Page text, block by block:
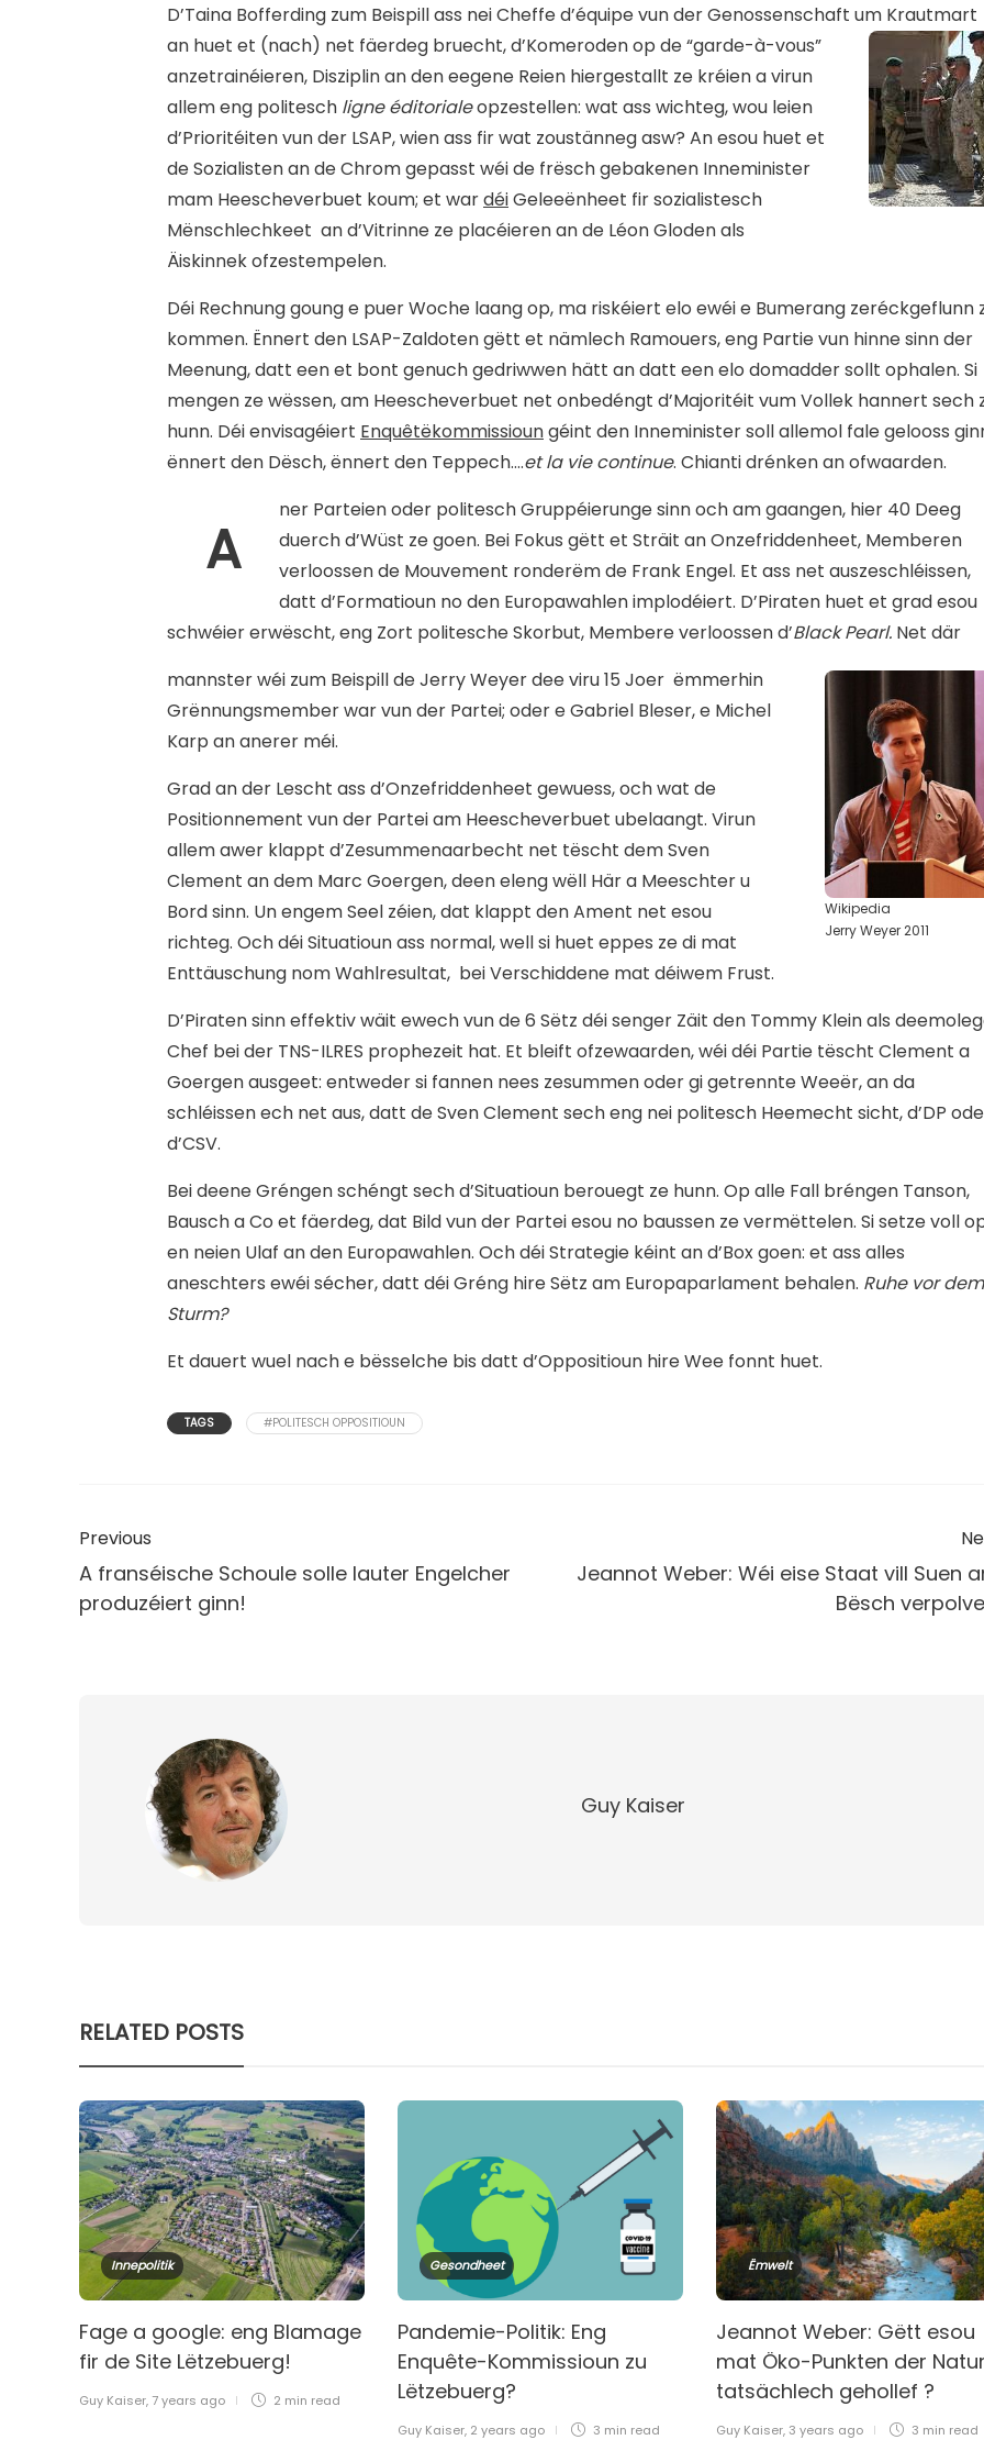
D’Taina Bofferding zum Beispill ass nei Cheffe d’équipe vun der Genossenschaft um Krautmart
an huet et (nach) net fäerdeg bruecht, d’Komeroden op de “garde-à-vous”
anzetrainéieren, Disziplin an den eegene Reien hiergestallt ze kréien a virun
allem eng politesch ligne éditorialeopzestellen: wat ass wichteg, wou leien
d’Prioritéiten vun der LSAP, wien ass fir wat zoustänneg asw? An esou huet et
de Sozialisten an de Chrom gepasst wéi de frësch gebakenen Inneminister
mam Heescheverbuet koum; et wardéiGeleeënheet fir sozialistesch
Mënschlechkeet an d’Vitrinne ze placéieren an de Léon Gloden als
Äiskinnek ofzestempelen.
Déi Rechnung goung e puer Woche laang op, ma riskéiert elo ewéi e Bumerang zeréckgeflunn
kommen. Ënnert den LSAP-Zaldoten gëtt et nämlech Ramouers, eng Partie vun hinne sinn der
Meenung, datt een et bont genuch gedriwwen hätt an datt een elo domadder sollt ophalen. Si
mengen ze wëssen, am Heescheverbuet net onbedéngt d’Majoritéit vum Vollek hannert sech
hunn. Déi envisagéiert Enquêtëkommissioungéint den Inneminister soll allemol fale gelooss
ënnert den Dësch, ënnert den Teppech….et la vie continue. Chianti drénken an ofwaarden.
A
ner Parteien oder politesch Gruppéierunge sinn och am gaangen, hier 40 Deeg
duerch d’Wüst ze goen. Bei Fokus gëtt et Sträit an Onzefriddenheet, Memberen
verloossen de Mouvement ronderëm de Frank Engel. Et ass net auszeschléissen,
datt d’Formatioun no den Europawahlen implodéiert. D’Piraten huet et grad esou
schwéier erwëscht, eng Zort politesche Skorbut, Membere verloossen d’Black Pearl. Net där
Wikipedia
Jerry Weyer 2011
mannster wéi zum Beispill de Jerry Weyer dee viru 15 Joer ëmmerhin
Grënnungsmember war vun der Partei; oder e Gabriel Bleser, e Michel
Karp an anerer méi.
Grad an der Lescht ass d’Onzefriddenheet gewuess, och wat de
Positionnement vun der Partei am Heescheverbuet ubelaangt. Virun
allem awer klappt d’Zesummenaarbecht net tëscht dem Sven
Clement an dem Marc Goergen, deen eleng wëll Här a Meeschter u
Bord sinn. Un engem Seel zéien, dat klappt den Ament net esou
richteg. Och déi Situatioun ass normal, well si huet eppes ze di mat
Enttäuschung nom Wahlresultat, bei Verschiddene mat déiwem Frust.
D’Piraten sinn effektiv wäit ewech vun de 6 Sëtz déi senger Zäit den Tommy Klein als
Chef bei der TNS-ILRES prophezeit hat. Et bleift ofzewaarden, wéi déi Partie tëscht Clement a
Goergen ausgeet: entweder si fannen nees zesummen oder gi getrennte Weeër, an da
schléissen ech net aus, datt de Sven Clement sech eng nei politesch Heemecht sicht, d’DP
d’CSV.
Bei deene Gréngen schéngt sech d’Situatioun berouegt ze hunn. Op alle Fall bréngen Tanson,
Bausch a Co et fäerdeg, dat Bild vun der Partei esou no baussen ze vermëttelen. Si setze voll
en neien Ulaf an den Europawahlen. Och déi Strategie kéint an d’Box goen: et ass alles
aneschters ewéi sécher, datt déi Gréng hire Sëtz am Europaparlament behalen. Ruhe vor dem
Sturm?
Et dauert wuel nach e bësselche bis datt d’Oppositioun hire Wee fonnt huet.
TAGS #POLITESCH OPPOSITIOUN
Previous
A franséische Schoule solle lauter Engelcher
produzéiert ginn!
Jeannot Weber: Wéi eise Staat vill Suen
Bësch
Guy Kaiser
RELATED POSTS
Innepolitik
Fage a google: eng Blamage
fir de Site Lëtzebuerg!
Guy Kaiser, 7 years ago 2 min read
Gesondheet
Pandemie-Politik: Eng
Enquête-Kommissioun zu
Lëtzebuerg?
Guy Kaiser, 2 years ago 3 min read
Ëmwelt
Jeannot Weber: Gëtt esou
mat Öko-Punkten der Natur
tatsächlech gehollef ?
Guy Kaiser, 3 years ago 3 min read